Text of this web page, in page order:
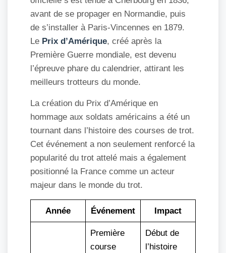
avant de se propager en Normandie, puis
de s’installer à Paris-Vincennes en 1879.
Le Prix d’Amérique, créé après la
Première Guerre mondiale, est devenu
l’épreuve phare du calendrier, attirant les
meilleurs trotteurs du monde.
La création du Prix d’Amérique en
hommage aux soldats américains a été un
tournant dans l’histoire des courses de trot.
Cet événement a non seulement renforcé la
popularité du trot attelé mais a également
positionné la France comme un acteur
majeur dans le monde du trot.
Année Événement Impact
Première
course
Début de
l’histoire